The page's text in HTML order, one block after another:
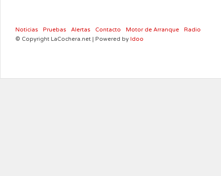
Noticias Pruebas Alertas Contacto Motor de Arranque
Radio
© Copyright LaCochera.net | Powered by Idoo